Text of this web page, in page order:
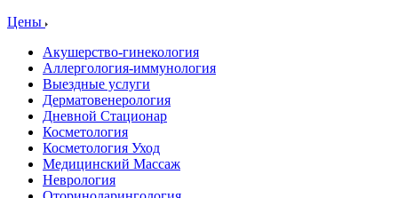
Цены
Акушерство-гинекология
Аллергология-иммунология
Выездные услуги
Дерматовенерология
Дневной Стационар
Косметология
Косметология Уход
Медицинский Массаж
Неврология